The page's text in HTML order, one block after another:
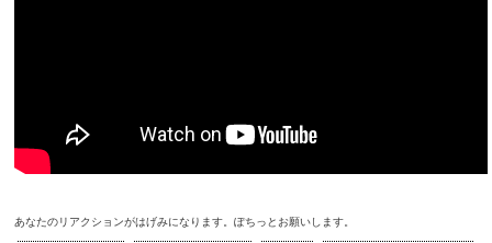
あなたのリアクションがはげみになります。ぽちっとお願いします。